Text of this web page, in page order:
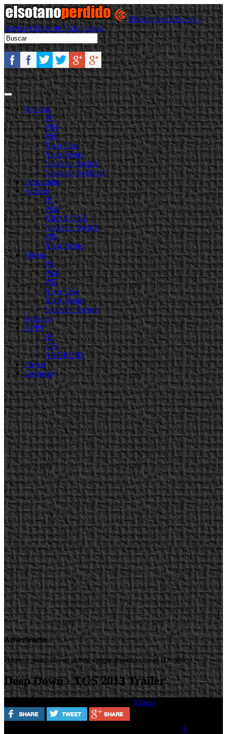
Elsotanoperdido.com -
Revista Online de Videojuegos
Noticias
PC
PS4
PS5
Xbox One
Xbox Series
Nintendo Switch
Nintendo Switch 2
Destacadas
Análisis
PC
PS4
XBOX ONE
Nintendo Switch
PS5
Xbox Series
Videos
PC
PS4
PS5
Xbox One
Xbox Series
Nintendo Switch
Artículos
APPS
PC
iOS
ANDROID
Prensa
Contacto
×
Advertencia
JUser: :_load: No se puede cargar usuario con el ID: 395
Deep Down - TGS 2013 Trailer
Videos
1